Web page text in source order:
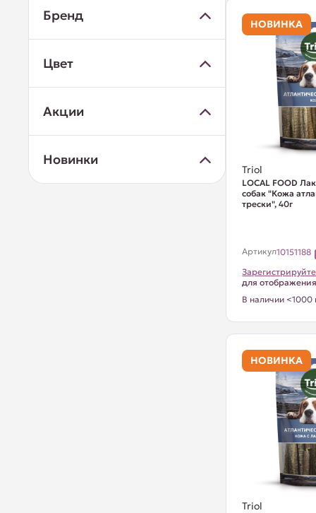
Бренд
Цвет
Акции
Новинки
НОВИНКА
Triol
LOCAL FOOD
собак "Кожа
трески", 40г
Артикул10151188
для
В наличии <1000
НОВИНКА
Triol